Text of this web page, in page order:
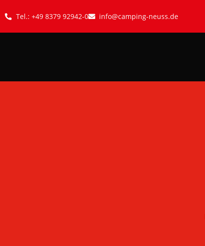
Tel.: +49 8379 92942-0 info@camping-neuss.de